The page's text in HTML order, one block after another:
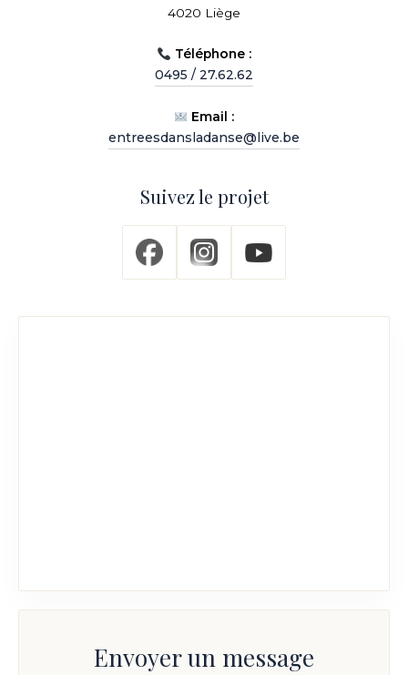
4020 Liège
Téléphone :
0495 / 27.62.62
Email :
entreesdansladanse@live.be
Suivez le projet
Envoyer un message